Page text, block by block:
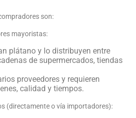
son:
mayoristas:
plátano y lo distribuyen entre
de supermercados, tiendas
proveedores y requieren
calidad y tiempos.
(directamente o vía importadores):